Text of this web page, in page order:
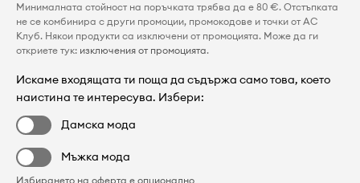
Минималната стойност на поръчката трябва да е 80 €. Отстъпката
не се комбинира с други промоции, промокодове и точки от AC
Клуб. Някои продукти са изключени от промоцията. Може да ги
откриете тук: изключения от промоцията.
Искаме входящата ти поща да съдържа само това, което
наистина те интересува. Избери:
Дамска мода
Мъжка мода
Избирането на оферта е опционално